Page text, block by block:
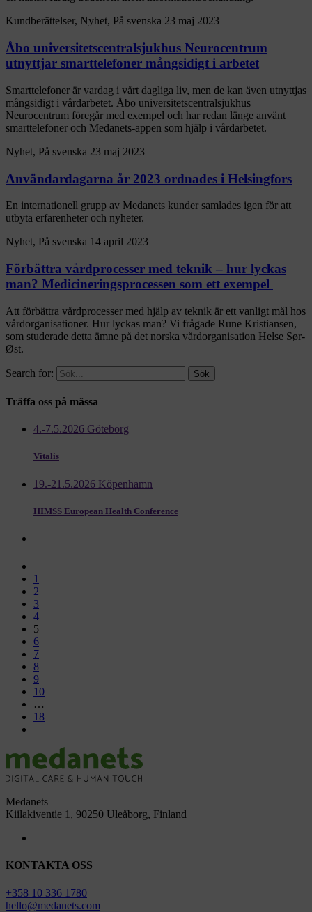
Kundberättelser, Nyhet, På svenska 23 maj 2023
Åbo universitetscentralsjukhus Neurocentrum
utnyttjar smarttelefoner mångsidigt i arbetet
Smarttelefoner är vardag i vårt dagliga liv, men de kan även utnyttjas
mångsidigt i vårdarbetet. Åbo universitetscentralsjukhus
Neurocentrum föregår med exempel och har redan länge använt
smarttelefoner och Medanets-appen som hjälp i vårdarbetet.
Nyhet, På svenska 23 maj 2023
Användardagarna år 2023 ordnades i Helsingfors
En internationell grupp av Medanets kunder samlades igen för att
utbyta erfarenheter och nyheter.
Nyhet, På svenska 14 april 2023
Förbättra vårdprocesser med teknik – hur lyckas
man? Medicineringsprocessen som ett exempel
Att förbättra vårdprocesser med hjälp av teknik är ett vanligt mål hos
vårdorganisationer. Hur lyckas man? Vi frågade Rune Kristiansen,
som studerade detta ämne på det norska vårdorganisation Helse Sør-
Øst.
Search for:
Träffa oss på mässa
4.-7.5.2026 Göteborg
Vitalis
19.-21.5.2026 Köpenhamn
HIMSS European Health Conference
1
2
3
4
5
6
7
8
9
10
…
18
Medanets
Kiilakiventie 1, 90250 Uleåborg, Finland
KONTAKTA OSS
+358 10 336 1780
hello@medanets.com